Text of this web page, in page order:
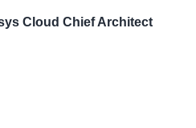
Cloud Chief Architect